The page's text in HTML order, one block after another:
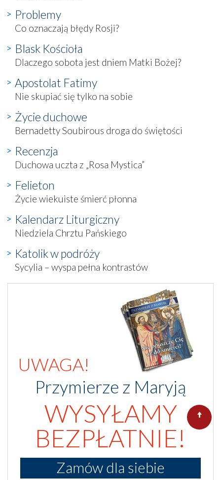
Problemy
Co oznaczają błędy Rosji?
Blask Kościoła
Dlaczego sobota jest dniem Matki Bożej?
Apostolat Fatimy
Nie skupiać się tylko na sobie
Życie duchowe
Bernadetty Soubirous droga do świętości
Recenzja
Duchowa uczta z „Rosa Mystica”
Felieton
Życie wiekuiste śmierć płonna
Kalendarz Liturgiczny
Niedziela Chrztu Pańskiego
Katolik w podróży
Sycylia – wyspa pełna kontrastów
UWAGA!
Przymierze z Maryją
WYSYŁAMY
BEZPŁATNIE!
Zamów dla siebie